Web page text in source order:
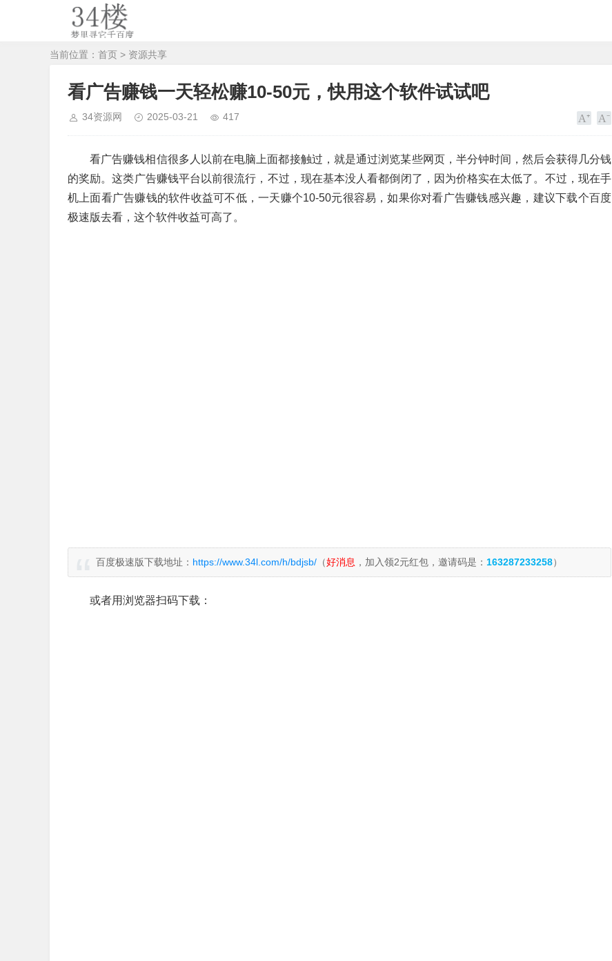
当前位置： 首页 > 资源共享
看广告赚钱一天轻松赚10-50元，快用这个软件试试吧
34资源网 2025-03-21 417
看广告赚钱相信很多人以前在电脑上面都接触过，就是通过浏览某些网页，半分钟时间，然后会获得几分钱
的奖励。这类广告赚钱平台以前很流行，不过，现在基本没人看都倒闭了，因为价格实在太低了。不过，现在手
机上面看广告赚钱的软件收益可不低，一天赚个10-50元很容易，如果你对看广告赚钱感兴趣，建议下载个百度
极速版去看，这个软件收益可高了。
百度极速版下载地址： https://www.34l.com/h/bdjsb/ （好消息 ，加入领2元红包，邀请码是： 163287233258）
或者用浏览器扫码下载：